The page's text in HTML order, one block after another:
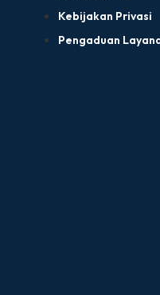
Kebijakan Privasi
Pengaduan